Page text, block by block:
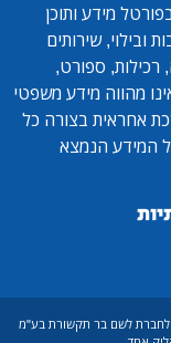
מידע ותוכן
ובילוי, שירותים
רכילות, ספורט,
מהווה מידע משפטי
אחראית בצורה כל
המידע הנמצא
לחברת לשם בר תקשורת בע"מ